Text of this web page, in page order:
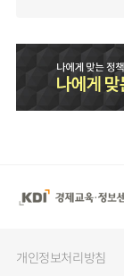
개인정보처리방침